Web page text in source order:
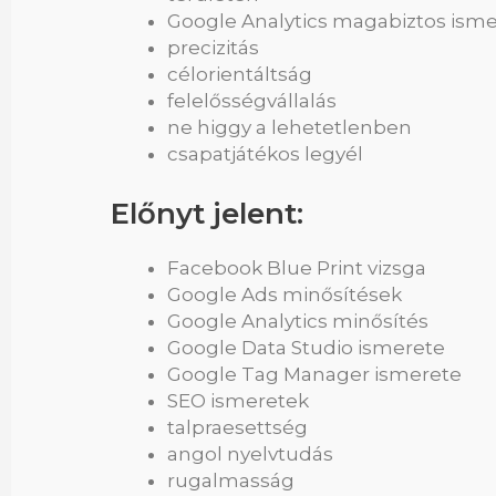
Google Analytics magabiztos
precizitás
célorientáltság
felelősségvállalás
ne higgy a lehetetlenben
csapatjátékos legyél
Előnyt jelent:
Facebook Blue Print vizsga
Google Ads minősítések
Google Analytics minősítés
Google Data Studio ismerete
Google Tag Manager ismerete
SEO ismeretek
talpraesettség
angol nyelvtudás
rugalmasság